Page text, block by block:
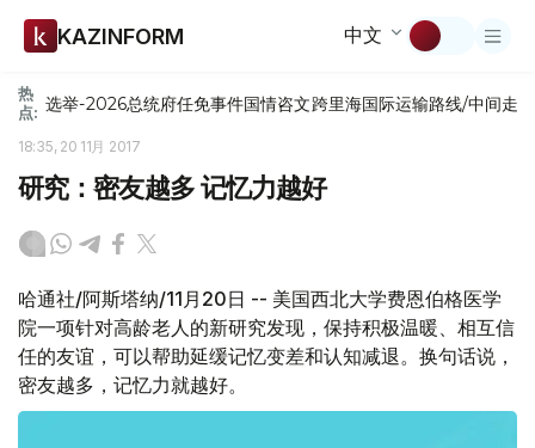
KAZINFORM 中文
热
点: 选举-2026总统府任免事件国情咨文跨里海国际运输路线/中间走廊
18:35, 20 11月 2017
研究：密友越多 记忆力越好
哈通社/阿斯塔纳/11月20日 -- 美国西北大学费恩伯格医学
院一项针对高龄老人的新研究发现，保持积极温暖、相互信
任的友谊，可以帮助延缓记忆变差和认知减退。换句话说，
密友越多，记忆力就越好。